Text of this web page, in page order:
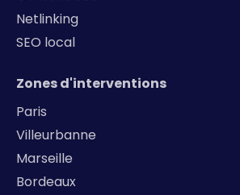
Netlinking
SEO local
Zones d'interventions
Paris
Villeurbanne
Marseille
Bordeaux